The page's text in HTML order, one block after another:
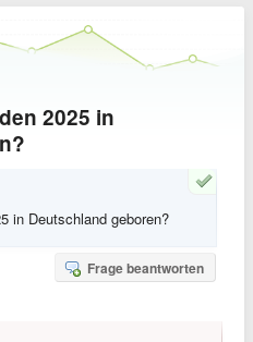
2025 in
in Deutschland geboren?
Frage beantworten